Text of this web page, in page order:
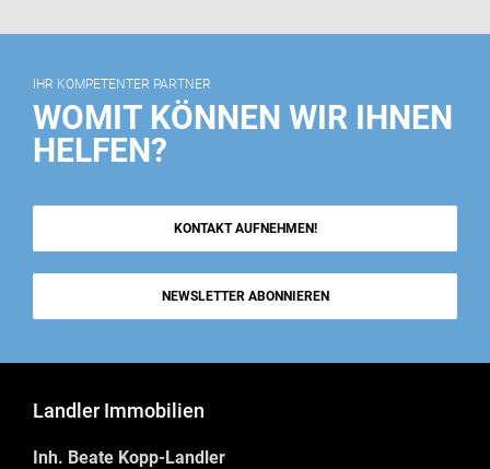
IHR KOMPETENTER PARTNER
WOMIT KÖNNEN WIR IHNEN
HELFEN?
KONTAKT AUFNEHMEN!
NEWSLETTER ABONNIEREN
Landler Immobilien
Inh. Beate Kopp-Landler